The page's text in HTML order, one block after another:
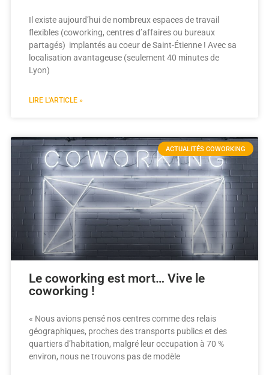
Il existe aujourd’hui de nombreux espaces de travail
flexibles (coworking, centres d’affaires ou bureaux
partagés) implantés au coeur de Saint-Étienne ! Avec sa
localisation avantageuse (seulement 40 minutes de
Lyon)
LIRE L'ARTICLE »
ACTUALITÉS COWORKING
Le coworking est mort… Vive le
coworking !
« Nous avions pensé nos centres comme des relais
géographiques, proches des transports publics et des
quartiers d’habitation, malgré leur occupation à 70 %
environ, nous ne trouvons pas de modèle